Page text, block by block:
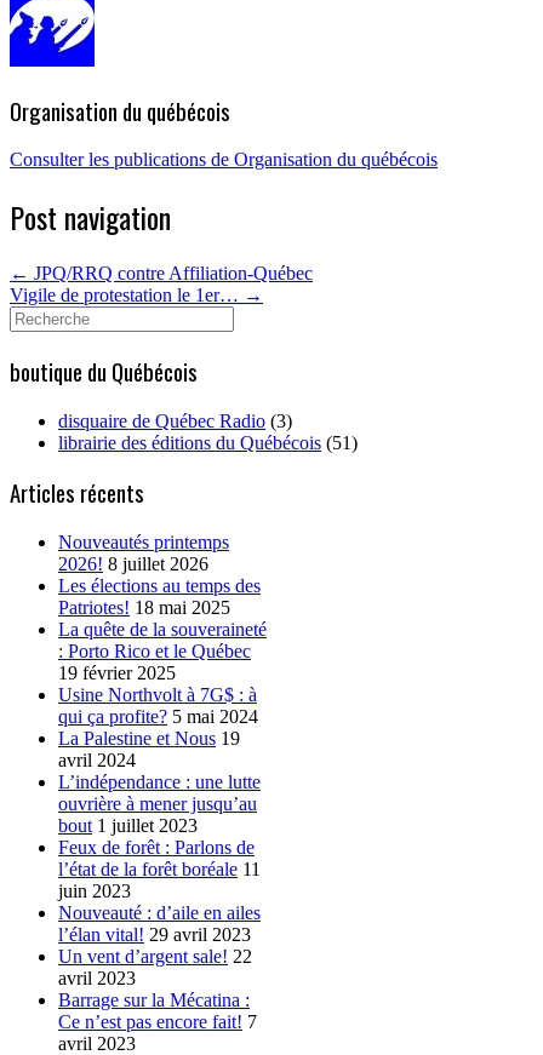
Organisation du québécois
Consulter les publications de Organisation du québécois
Post navigation
← JPQ/RRQ contre Affiliation-Québec
Vigile de protestation le 1er… →
Search
for:
boutique du Québécois
disquaire de Québec Radio (3)
librairie des éditions du Québécois (51)
Articles récents
Nouveautés printemps
2026! 8 juillet 2026
Les élections au temps des
Patriotes! 18 mai 2025
La quête de la souveraineté
: Porto Rico et le Québec
19 février 2025
Usine Northvolt à 7G$ : à
qui ça profite? 5 mai 2024
La Palestine et Nous 19
avril 2024
L’indépendance : une lutte
ouvrière à mener jusqu’au
bout 1 juillet 2023
Feux de forêt : Parlons de
l’état de la forêt boréale 11
juin 2023
Nouveauté : d’aile en ailes
l’élan vital! 29 avril 2023
Un vent d’argent sale! 22
avril 2023
Barrage sur la Mécatina :
Ce n’est pas encore fait! 7
avril 2023